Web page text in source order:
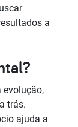
a
evolução,
trás.
ajuda a